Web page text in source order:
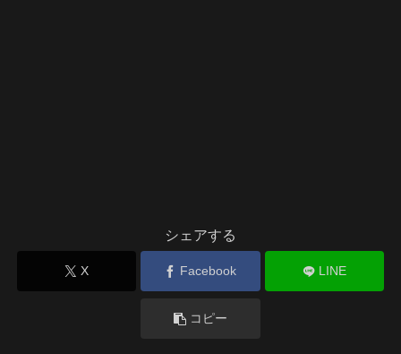
シェアする
X Facebook LINE
コピー